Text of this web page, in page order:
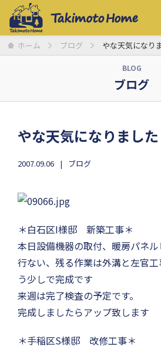
ホーム ブログ やな天気になり
BLOG
ブログ
やな天気になりました
2007.09.06 ブログ
＊白石区I様邸 新築工事＊
本日設備機器の取付、暖房パネ
行ない、残る作業は外溝と左官
う少しで完成です
来週は完了検査の予定です。
完成しましたらアップ致します
＊手稲区S様邸 改修工事＊